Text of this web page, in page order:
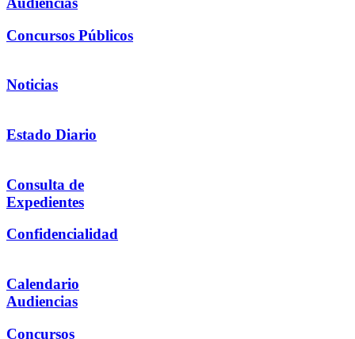
Concursos Públicos
Noticias
Estado Diario
Consulta de
Expedientes
Confidencialidad
Calendario
Audiencias
Concursos